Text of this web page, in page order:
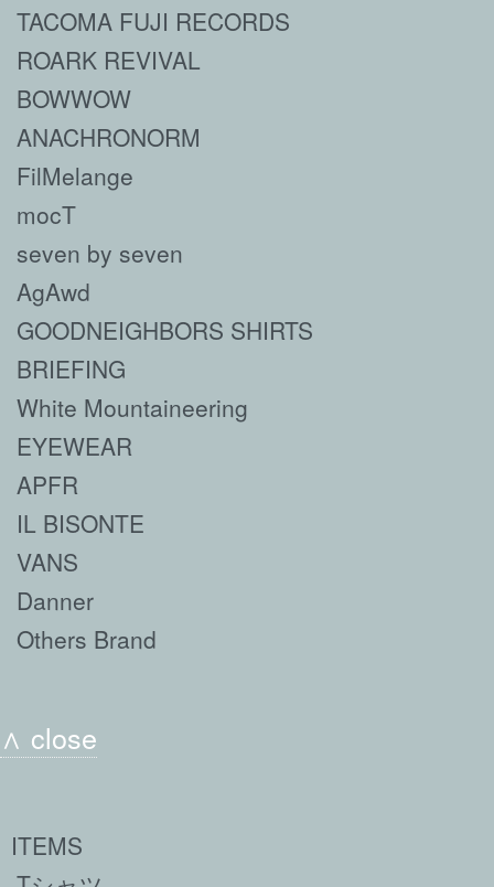
TACOMA FUJI RECORDS
ROARK REVIVAL
BOWWOW
ANACHRONORM
FilMelange
mocT
seven by seven
AgAwd
GOODNEIGHBORS SHIRTS
BRIEFING
White Mountaineering
EYEWEAR
APFR
IL BISONTE
VANS
Danner
Others Brand
∧ close
ITEMS